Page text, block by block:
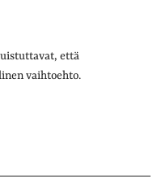
että
vaihtoehto.